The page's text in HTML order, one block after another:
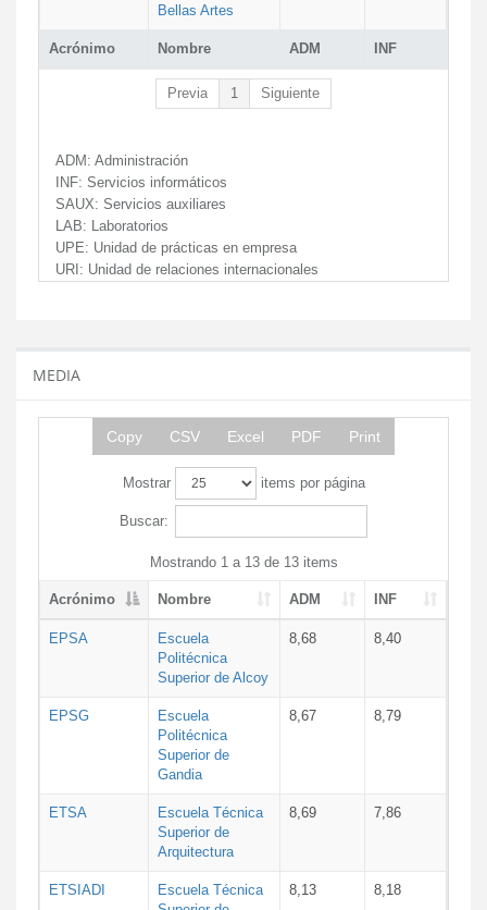
Acrónimo Nombre ADM INF
Bellas Artes
Previa 1 Siguiente
ADM: Administración
INF: Servicios informáticos
SAUX: Servicios auxiliares
LAB: Laboratorios
UPE: Unidad de prácticas en empresa
URI: Unidad de relaciones internacionales
MEDIA
Copy CSV Excel PDF Print
Mostrar items por página
Buscar:
Mostrando 1 a 13 de 13 items
Acrónimo Nombre ADM INF
EPSA
Escuela
Politécnica
Superior de Alcoy
8,68 8,40
EPSG
Escuela
Politécnica
Superior de
Gandia
8,67 8,79
ETSA
Escuela Técnica
Superior de
Arquitectura
8,69 7,86
ETSIADI
Escuela Técnica
8,13 8,18